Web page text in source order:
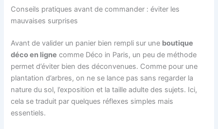
Conseils pratiques avant de commander : éviter les
mauvaises surprises
Avant de valider un panier bien rempli sur une boutique
déco en ligne comme Déco in Paris, un peu de méthode
permet d’éviter bien des déconvenues. Comme pour une
plantation d’arbres, on ne se lance pas sans regarder la
nature du sol, l’exposition et la taille adulte des sujets. Ici,
cela se traduit par quelques réflexes simples mais
essentiels.